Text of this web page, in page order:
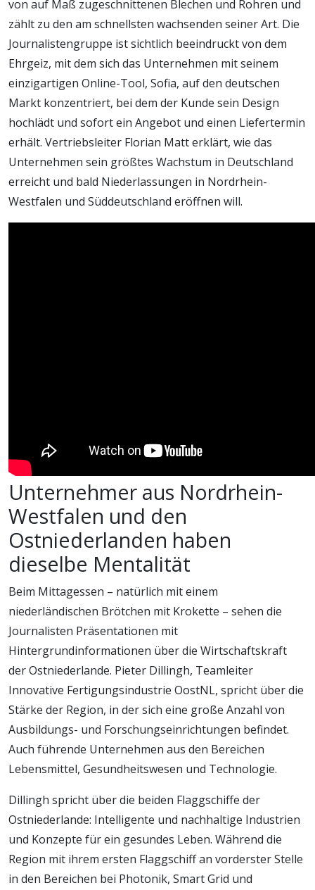
von auf Maß zugeschnittenen Blechen und Rohren und
zählt zu den am schnellsten wachsenden seiner Art. Die
Journalistengruppe ist sichtlich beeindruckt von dem
Ehrgeiz, mit dem sich das Unternehmen mit seinem
einzigartigen Online-Tool, Sofia, auf den deutschen
Markt konzentriert, bei dem der Kunde sein Design
hochlädt und sofort ein Angebot und einen Liefertermin
erhält. Vertriebsleiter Florian Matt erklärt, wie das
Unternehmen sein größtes Wachstum in Deutschland
erreicht und bald Niederlassungen in Nordrhein-
Westfalen und Süddeutschland eröffnen will.
Unternehmer aus Nordrhein-
Westfalen und den
Ostniederlanden haben
dieselbe Mentalität
Beim Mittagessen – natürlich mit einem
niederländischen Brötchen mit Krokette – sehen die
Journalisten Präsentationen mit
Hintergrundinformationen über die Wirtschaftskraft
der Ostniederlande. Pieter Dillingh, Teamleiter
Innovative Fertigungsindustrie OostNL, spricht über die
Stärke der Region, in der sich eine große Anzahl von
Ausbildungs- und Forschungseinrichtungen befindet.
Auch führende Unternehmen aus den Bereichen
Lebensmittel, Gesundheitswesen und Technologie.
Dillingh spricht über die beiden Flaggschiffe der
Ostniederlande: Intelligente und nachhaltige Industrien
und Konzepte für ein gesundes Leben. Während die
Region mit ihrem ersten Flaggschiff an vorderster Stelle
in den Bereichen bei Photonik, Smart Grid und